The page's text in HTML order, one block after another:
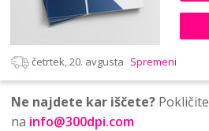
četrtek, 20. avgusta Spremeni
Ne najdete kar iščete? Pokličite
na info@300dpi.com